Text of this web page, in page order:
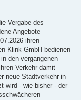
Vergabe des
Angebote
ihren
Klink GmbH bedienen
den vergangenen
Verkehr damit
neue Stadtverkehr in
wird - wie bisher - der